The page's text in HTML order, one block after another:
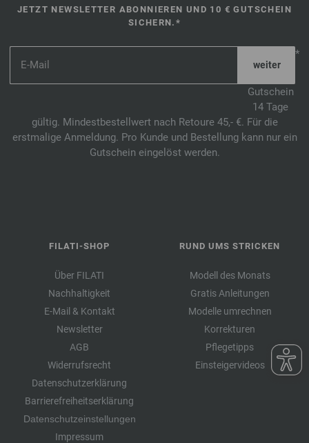
JETZT NEWSLETTER ABONNIEREN UND 10 € GUTSCHEIN
SICHERN.*
*
Gutschein
14 Tage
gültig. Mindestbestellwert nach Retoure 45,- €. Für die
erstmalige Anmeldung. Pro Kunde und Bestellung kann nur ein
Gutschein eingelöst werden.
FILATI-SHOP
Über FILATI
Nachhaltigkeit
E-Mail & Kontakt
Newsletter
AGB
Widerrufsrecht
Datenschutzerklärung
Barrierefreiheitserklärung
Datenschutzeinstellungen
Impressum
RUND UMS STRICKEN
Modell des Monats
Gratis Anleitungen
Modelle umrechnen
Korrekturen
Pflegetipps
Einsteigervideos